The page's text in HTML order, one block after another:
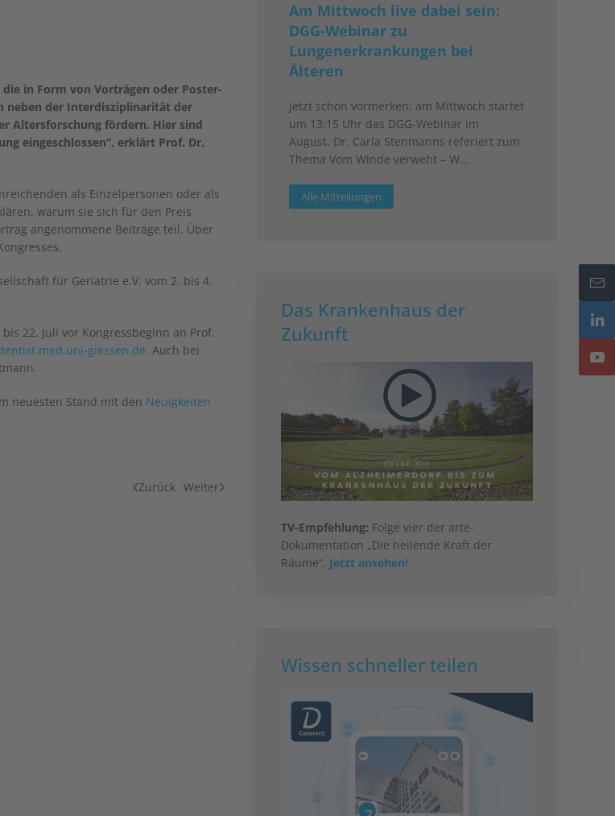
in Form von Vorträgen oder Poster-
neben der Interdisziplinarität der
Altersforschung fördern. Hier sind
eingeschlossen“, erklärt Prof. Dr.
als Einzelpersonen oder als
warum sie sich für den Preis
angenommene Beiträge teil. Über
für Geriatrie e.V. vom 2. bis 4.
22. Juli vor Kongressbeginn an Prof.
giessen.de. Auch bei
neuesten Stand mit den Neuigkeiten
Zurück Weiter
Am Mittwoch live dabei sein:
DGG-Webinar zu
Lungenerkrankungen bei
Älteren
Jetzt schon vormerken: am Mittwoch startet
um 13:15 Uhr das DGG-Webinar im
August. Dr. Carla Stenmanns referiert zum
Thema Vom Winde verweht – W…
Alle Mitteilungen
Das Krankenhaus der
Zukunft
TV-Empfehlung: Folge vier der arte-
Dokumentation „Die heilende Kraft der
Räume“. Jetzt ansehen!
Wissen schneller teilen